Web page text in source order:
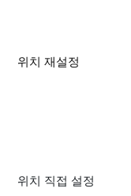
위치 재설정
위치 직접 설정